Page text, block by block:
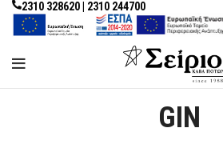
2310 328620 | 2310 244700
GIN